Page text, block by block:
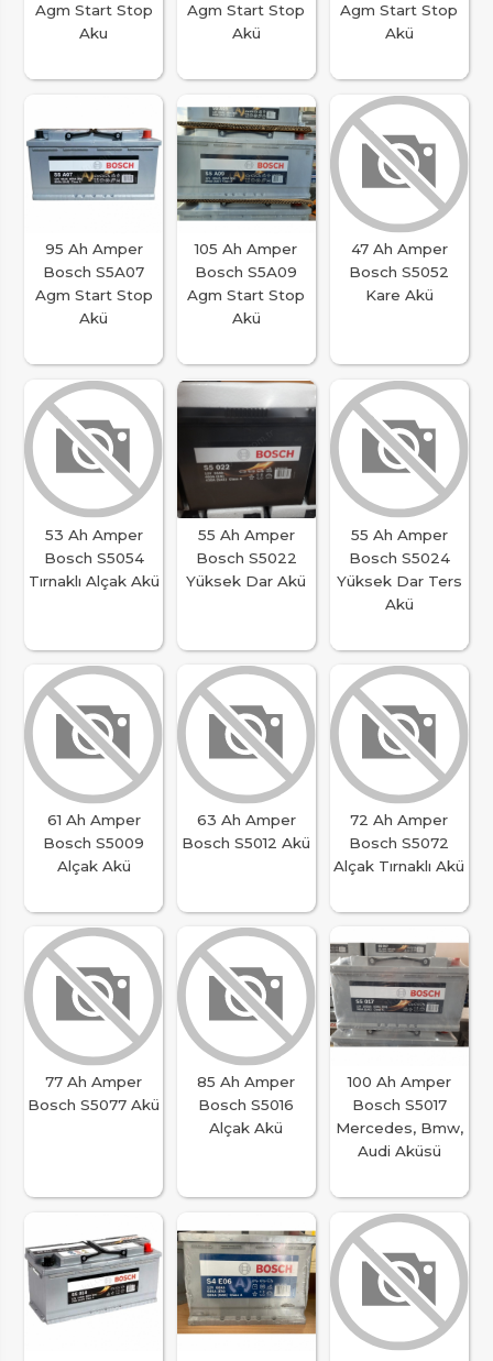
Agm Start Stop
Aku
Agm Start Stop
Akü
Agm Start Stop
Akü
95 Ah Amper
Bosch S5A07
Agm Start Stop
Akü
105 Ah Amper
Bosch S5A09
Agm Start Stop
Akü
47 Ah Amper
Bosch S5052
Kare Akü
53 Ah Amper
Bosch S5054
Tırnaklı Alçak Akü
55 Ah Amper
Bosch S5022
Yüksek Dar Akü
55 Ah Amper
Bosch S5024
Yüksek Dar Ters
Akü
61 Ah Amper
Bosch S5009
Alçak Akü
63 Ah Amper
Bosch S5012 Akü
72 Ah Amper
Bosch S5072
Alçak Tırnaklı Akü
77 Ah Amper
Bosch S5077 Akü
85 Ah Amper
Bosch S5016
Alçak Akü
100 Ah Amper
Bosch S5017
Mercedes, Bmw,
Audi Aküsü